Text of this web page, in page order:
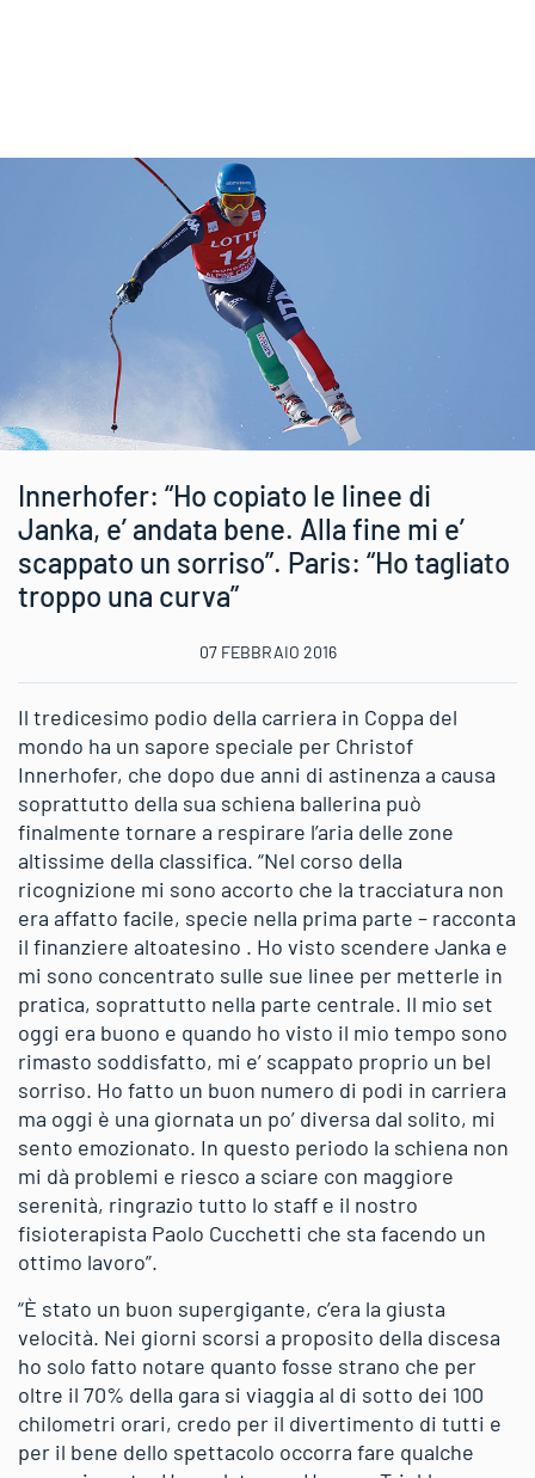
Innerhofer: “Ho copiato le linee di
Janka, e’ andata bene. Alla fine mi e’
scappato un sorriso”. Paris: “Ho tagliato
troppo una curva”
07 FEBBRAIO 2016
Il tredicesimo podio della carriera in Coppa del
mondo ha un sapore speciale per Christof
Innerhofer, che dopo due anni di astinenza a causa
soprattutto della sua schiena ballerina può
finalmente tornare a respirare l’aria delle zone
altissime della classifica. “Nel corso della
ricognizione mi sono accorto che la tracciatura non
era affatto facile, specie nella prima parte – racconta
il finanziere altoatesino . Ho visto scendere Janka e
mi sono concentrato sulle sue linee per metterle in
pratica, soprattutto nella parte centrale. Il mio set
oggi era buono e quando ho visto il mio tempo sono
rimasto soddisfatto, mi e’ scappato proprio un bel
sorriso. Ho fatto un buon numero di podi in carriera
ma oggi è una giornata un po’ diversa dal solito, mi
sento emozionato. In questo periodo la schiena non
mi dà problemi e riesco a sciare con maggiore
serenità, ringrazio tutto lo staff e il nostro
fisioterapista Paolo Cucchetti che sta facendo un
ottimo lavoro”.
“È stato un buon supergigante, c’era la giusta
velocità. Nei giorni scorsi a proposito della discesa
ho solo fatto notare quanto fosse strano che per
oltre il 70% della gara si viaggia al di sotto dei 100
chilometri orari, credo per il divertimento di tutti e
per il bene dello spettacolo occorra fare qualche